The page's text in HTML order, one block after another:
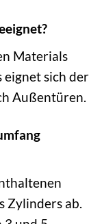
Materials
eignet sich der
Außentüren.
Zylinders ab.